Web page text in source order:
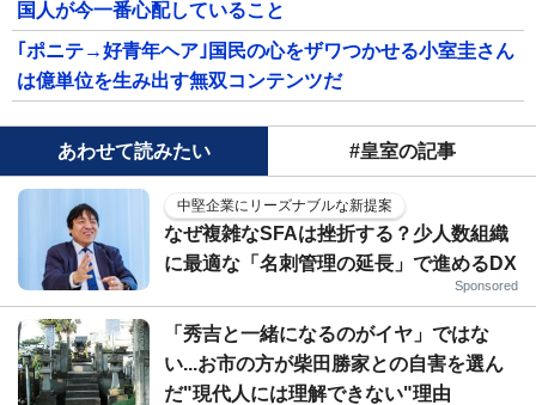
国人が今一番心配していること
｢ポニテ→好青年ヘア｣国民の心をザワつかせる小室圭さん
は億単位を生み出す無双コンテンツだ
あわせて読みたい #皇室の記事
中堅企業にリーズナブルな新提案
なぜ複雑なSFAは挫折する？少人数組織
に最適な「名刺管理の延長」で進めるDX
Sponsored
「秀吉と一緒になるのがイヤ」ではな
い...お市の方が柴田勝家との自害を選ん
だ"現代人には理解できない"理由